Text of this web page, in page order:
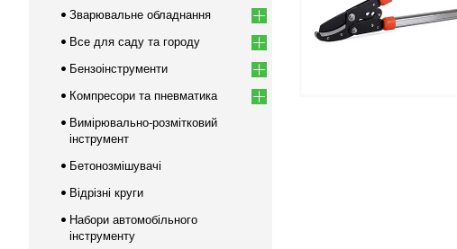
Зварювальне обладнання
Все для саду та городу
Бензоінструменти
Компресори та пневматика
Вимірювально-розмітковий
інструмент
Бетонозмішувачі
Відрізні круги
Набори автомобільного
інструменту